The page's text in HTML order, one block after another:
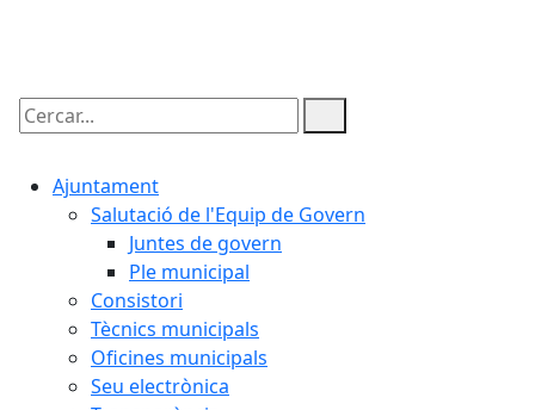
Cercar:
Ajuntament
Salutació de l'Equip de Govern
Juntes de govern
Ple municipal
Consistori
Tècnics municipals
Oficines municipals
Seu electrònica